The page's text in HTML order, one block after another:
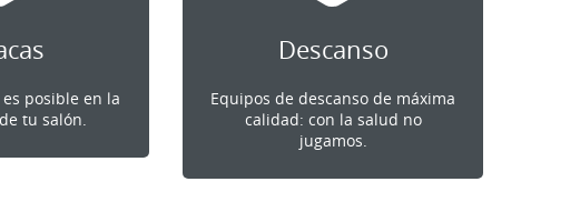
posible en la
tu salón.
Descanso
Equipos de descanso de máxima
calidad: con la salud no
jugamos.